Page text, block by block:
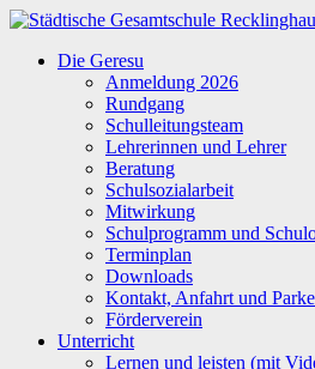
Zum
springen
Städtische
Gesamtschule
Recklinghausen-
Suderwich
Die Geresu
Anmeldung 2026
Rundgang
Schulleitungsteam
Lehrerinnen und Lehrer
Beratung
Schulsozialarbeit
Mitwirkung
Schulprogramm und
Terminplan
Downloads
Kontakt, Anfahrt und
Förderverein
Unterricht
Lernen und leisten (mit